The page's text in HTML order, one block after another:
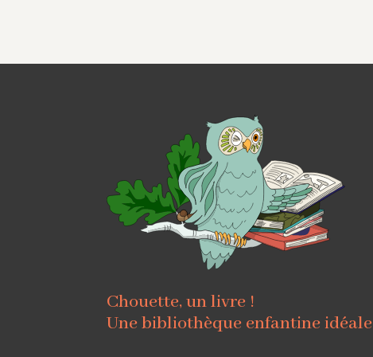
Chouette, un livre !
Une bibliothèque enfantine idéale